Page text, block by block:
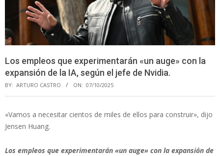
Los empleos que experimentarán «un auge» con la
expansión de la IA, según el jefe de Nvidia.
BY: ARTURO CASTRO ON: 07/10/2025
«Vamos a necesitar cientos de miles de ellos para construir», dijo
Jensen Huang.
Los empleos que experimentarán «un auge» con la expansión de